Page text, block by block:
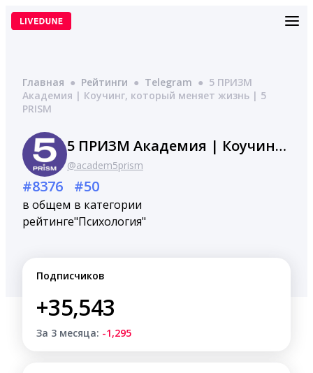
Перейти
Главная ● Рейтинги ● Telegram ● 5 ПРИЗМ
Академия | Коучинг, который меняет жизнь | 5
PRISM
5 ПРИЗМ Академия | Коучинг, который меняет жизнь | 5 PRISM
@academ5prism
#8376
в общем
рейтинге
#50
в категории
"Психология"
Подписчиков
+35,543
За 3 месяца: -1,295